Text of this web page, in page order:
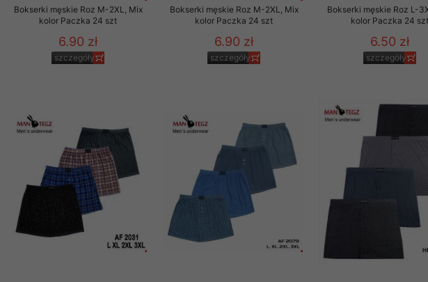
Bokserki męskie Roz M-2XL, Mix
kolor Paczka 24 szt
6.90 zł
szczegóły
Bokserki męskie Roz M-2XL, Mix
kolor Paczka 24 szt
6.90 zł
szczegóły
Bokserki męskie Roz L-
kolor Paczka 24
6.50 zł
szczegóły